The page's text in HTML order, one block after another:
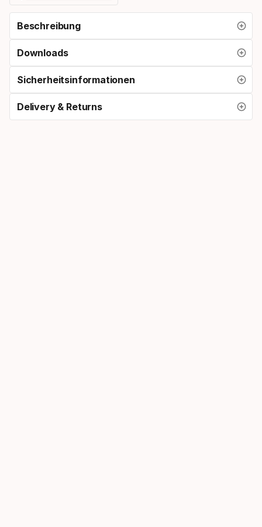
Beschreibung
Downloads
Sicherheitsinformationen
Delivery & Returns